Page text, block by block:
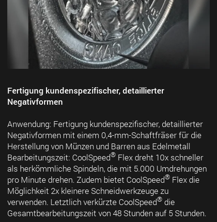
Fertigung kundenspezifischer, detaillierter
Negativformen
Anwendung: Fertigung kundenspezifischer, detaillierter
Negativformen mit einem 0,4-mm-Schaftfräser für die
Herstellung von Münzen und Barren aus Edelmetall
Bearbeitungszeit: CoolSpeed® Flex dreht 10x schneller
als herkömmliche Spindeln, die mit 5.000 Umdrehungen
pro Minute drehen. Zudem bietet CoolSpeed® Flex die
Möglichkeit 2x kleinere Schneidwerkzeuge zu
verwenden. Letztlich verkürzte CoolSpeed® die
Gesamtbearbeitungszeit von 48 Stunden auf 5 Stunden.